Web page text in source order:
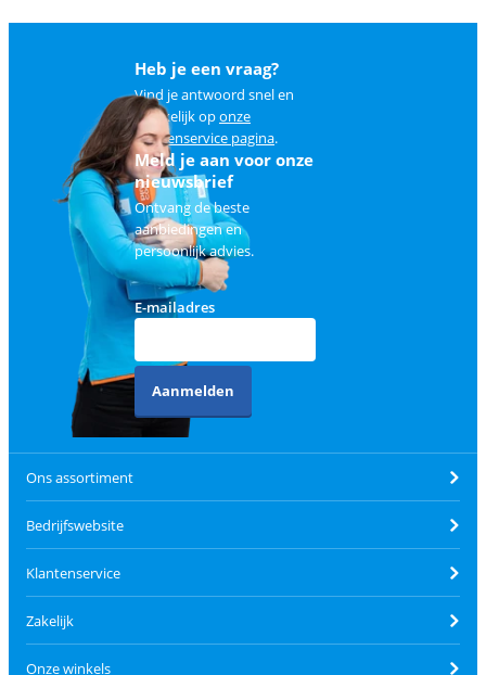
Heb je een vraag?
Vind je antwoord snel en
makkelijk oponze
klantenservice pagina.
Meld je aan voor onze
nieuwsbrief
Ontvang de beste
aanbiedingen en
persoonlijk advies.
E-mailadres
Aanmelden
Ons assortiment
Bedrijfswebsite
Klantenservice
Zakelijk
Onze winkels